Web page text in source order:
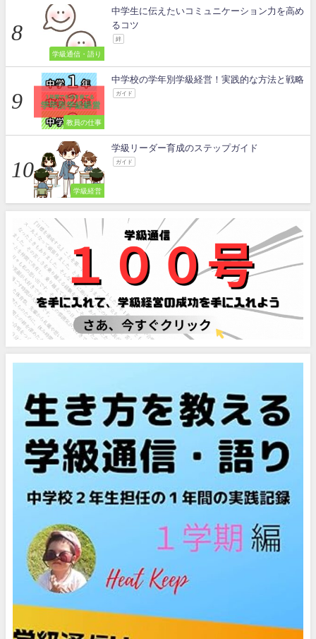
学級通信・語り
中学生に伝えたいコミュニケーション力を高め
るコツ
絆
教員の仕事
中学校の学年別学級経営！実践的な方法と戦略
ガイド
学級経営
学級リーダー育成のステップガイド
ガイド